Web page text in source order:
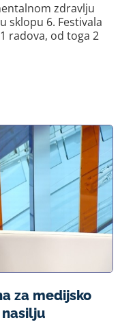
zdravlju
sklopu 6. Festivala
radova, od toga 2
za medijsko